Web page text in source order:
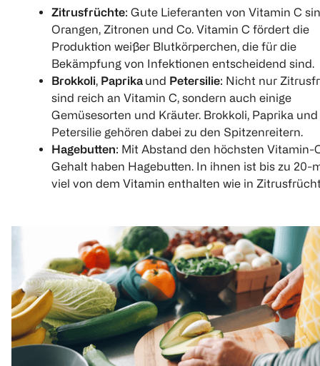
Zitrusfrüchte: Gute Lieferanten von Vitamin C
Orangen, Zitronen und Co. Vitamin C fördert die
Produktion weißer Blutkörperchen, die für die
Bekämpfung von Infektionen entscheidend sind.
Brokkoli, Paprika und Petersilie: Nicht nur
sind reich an Vitamin C, sondern auch einige
Gemüsesorten und Kräuter. Brokkoli, Paprika und
Petersilie gehören dabei zu den Spitzenreitern.
Hagebutten: Mit Abstand den höchsten Vitamin-
Gehalt haben Hagebutten. In ihnen ist bis zu 20-
viel von dem Vitamin enthalten wie in